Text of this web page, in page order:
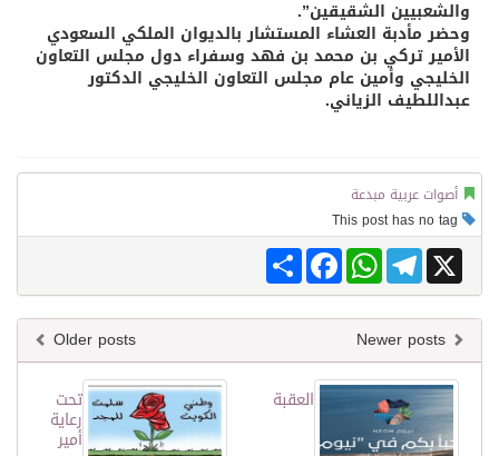
والشعبيين الشقيقين”.
وحضر مأدبة العشاء المستشار بالديوان الملكي السعودي
الأمير تركي بن محمد بن فهد وسفراء دول مجلس التعاون
الخليجي وأمين عام مجلس التعاون الخليجي الدكتور
عبداللطيف الزياني.
أصوات عربية مبدعة
Share
FacebookWhatsAppTelegram X
Older posts
تحت
رعاية
أمير
العقبة